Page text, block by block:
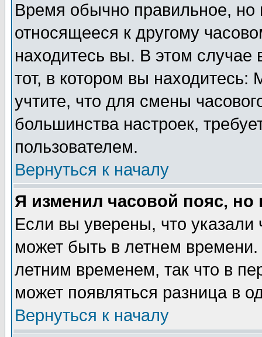
Время обычно правильное,
относящееся к другому
находитесь вы. В этом
тот, в котором вы
учтите, что для смены
большинства настроек,
пользователем.
Вернуться к началу
Я изменил часовой пояс,
Если вы уверены, что указали
может быть в летнем
летним временем, так что в
может появляться разница в
Вернуться к началу